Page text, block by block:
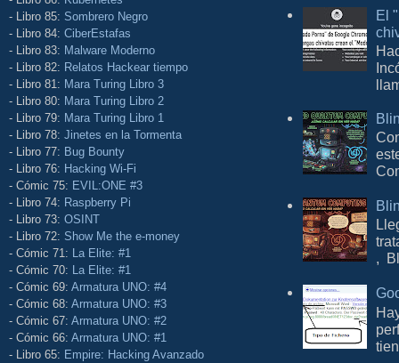
- Libro 85: Sombrero Negro
- Libro 84: CiberEstafas
- Libro 83: Malware Moderno
- Libro 82: Relatos Hackear tiempo
- Libro 81: Mara Turing Libro 3
- Libro 80: Mara Turing Libro 2
- Libro 79: Mara Turing Libro 1
- Libro 78: Jinetes en la Tormenta
- Libro 77: Bug Bounty
- Libro 76: Hacking Wi-Fi
- Cómic 75: EVIL:ONE #3
- Libro 74: Raspberry Pi
- Libro 73: OSINT
- Libro 72: Show Me the e-money
- Cómic 71: La Elite: #1
- Cómic 70: La Elite: #1
- Cómic 69: Armatura UNO: #4
- Cómic 68: Armatura UNO: #3
- Cómic 67: Armatura UNO: #2
- Cómic 66: Armatura UNO: #1
- Libro 65: Empire: Hacking Avanzado
El
,